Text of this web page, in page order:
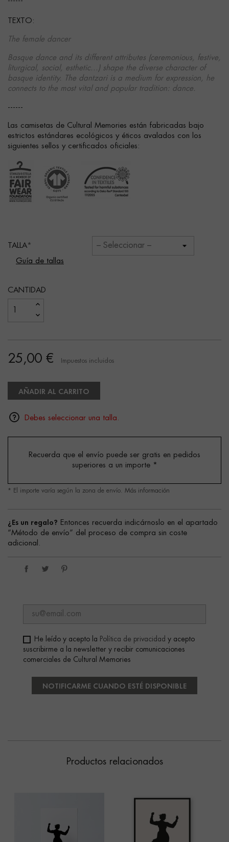
TEXTO:
The female dancer
Basque dance and its different attributes (ceremonious, festive,
liturgical, social, esthetic...) shape the diverse character of
basque identity. The dantzari is a medium for expression, he
connects to the most vital and popular tradition: dance.
------
Las camisetas de Cultural Memories están fabricadas bajo
estrictos estándares ecológicos y éticos avalados con los
siguientes sellos y certificados oficiales:
TALLA
Guía de tallas
CANTIDAD
25,00 € Impuestos incluidos
AÑADIR AL CARRITO
Debes seleccionar una talla.
Recuerda que el envío puede ser gratis en pedidos
superiores a un importe *
* El importe varía según la zona de envío. Más información
¿Es un regalo? Entonces recuerda indicárnoslo en el apartado
“Método de envío” del proceso de compra sin coste
adicional.
He leído y acepto la Política de privacidad y acepto
suscribirme a la newsletter y recibir comunicaciones
comerciales de Cultural Memories
NOTIFICARME CUANDO ESTÉ DISPONIBLE
Productos relacionados